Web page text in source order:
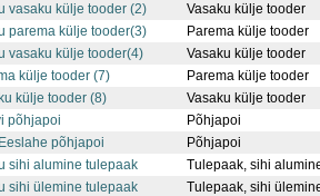
vasaku külje tooder (2)
Vasaku külje tooder
parema külje tooder(3)
Parema külje tooder
vasaku külje tooder(4)
Vasaku külje tooder
külje tooder (7)
Parema külje tooder
külje tooder (8)
Vasaku külje tooder
põhjapoi
Põhjapoi
põhjapoi
Põhjapoi
sihi alumine tulepaak
Tulepaak, sihi
sihi ülemine tulepaak
Tulepaak, sihi